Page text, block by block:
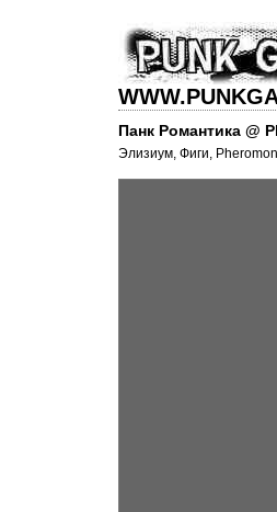
Панк Романтика @
Элизиум, Фиги,